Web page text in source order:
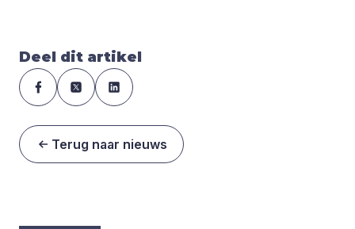
Deel dit artikel
Terug naar nieuws